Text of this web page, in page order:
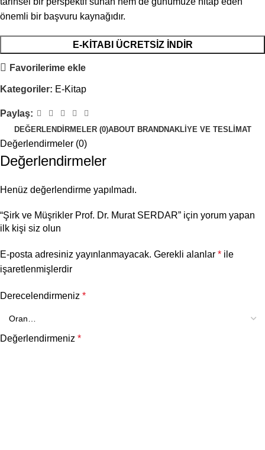
önemli bir başvuru kaynağıdır.
E-KITABI ÜCRETSIZ İNDIR
Favorilerime ekle
Kategoriler: E-Kitap
Paylaş:
DEĞERLENDIRMELER (0)ABOUT BRANDNAKLIYE VE TESLIMAT
Değerlendirmeler (0)
Değerlendirmeler
Henüz değerlendirme yapılmadı.
“Şirk ve Müşrikler Prof. Dr. Murat SERDAR” için yorum yapan
ilk kişi siz olun
E-posta adresiniz yayınlanmayacak. Gerekli alanlar * ile
işaretlenmişlerdir
Derecelendirmeniz *
Değerlendirmeniz *